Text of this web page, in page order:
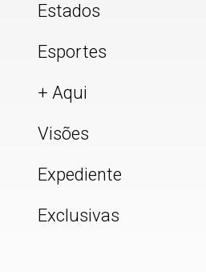
Estados
Esportes
+ Aqui
Visões
Expediente
Exclusivas